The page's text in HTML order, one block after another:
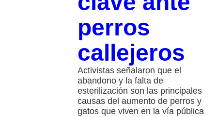
perros
callejeros
Activistas señalaron que el
abandono y la falta de
esterilización son las principales
causas del aumento de perros y
gatos que viven en la vía pública